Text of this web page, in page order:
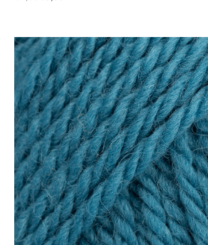
Algne
€4,00.
Praegune
€3,60.